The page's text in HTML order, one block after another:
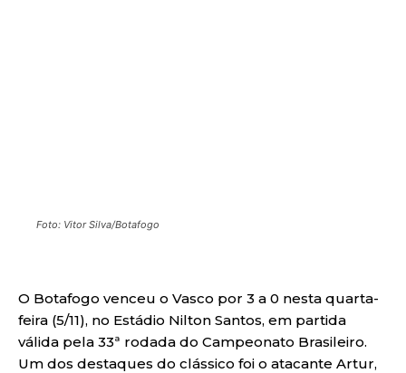
Foto: Vitor Silva/Botafogo
O Botafogo venceu o Vasco por 3 a 0 nesta quarta-
feira (5/11), no Estádio Nilton Santos, em partida
válida pela 33ª rodada do Campeonato Brasileiro.
Um dos destaques do clássico foi o atacante Artur,